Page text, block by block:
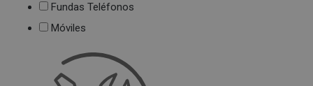
Fundas Teléfonos
Móviles